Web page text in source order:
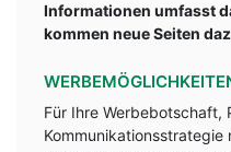
Informationen umfasst
kommen neue Seiten
Für Ihre Werbebotschaft,